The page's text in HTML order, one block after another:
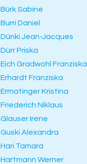
Bürk Sabine
Burri Daniel
Dünki Jean-Jacques
Dürr Priska
Eich Gradwohl Franziska
Erhardt Franziska
Ermatinger Kristina
Friederich Niklaus
Glauser Irene
Guski Alexandra
Hari Tamara
Hartmann Werner